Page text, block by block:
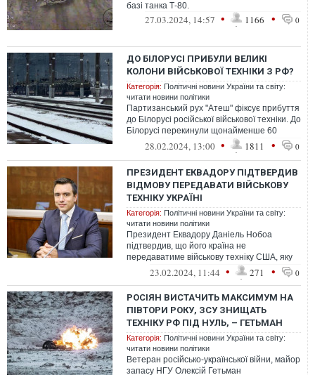
базі танка Т-80.
27.03.2024, 14:57 • 1166 • 0
ДО БІЛОРУСІ ПРИБУЛИ ВЕЛИКІ
КОЛОНИ ВІЙСЬКОВОЇ ТЕХНІКИ З РФ?
Категорія: Політичні новини України та світу:
читати новини політики
Партизанський рух "Атеш" фіксує прибуття
до Білорусі російської військової техніки. До
Білорусі перекинули щонайменше 60
одиниць техніки.
28.02.2024, 13:00 • 1811 • 0
ПРЕЗИДЕНТ ЕКВАДОРУ ПІДТВЕРДИВ
ВІДМОВУ ПЕРЕДАВАТИ ВІЙСЬКОВУ
ТЕХНІКУ УКРАЇНІ
Категорія: Політичні новини України та світу:
читати новини політики
Президент Еквадору Даніель Нобоа
підтвердив, що його країна не
передаватиме військову техніку США, яку
потім могли надати Україні.
23.02.2024, 11:44 • 271 • 0
РОСІЯН ВИСТАЧИТЬ МАКСИМУМ НА
ПІВТОРИ РОКУ, ЗСУ ЗНИЩАТЬ
ТЕХНІКУ РФ ПІД НУЛЬ, – ГЕТЬМАН
Категорія: Політичні новини України та світу:
читати новини політики
Ветеран російсько-української війни, майор
запасу НГУ Олексій Гетьман